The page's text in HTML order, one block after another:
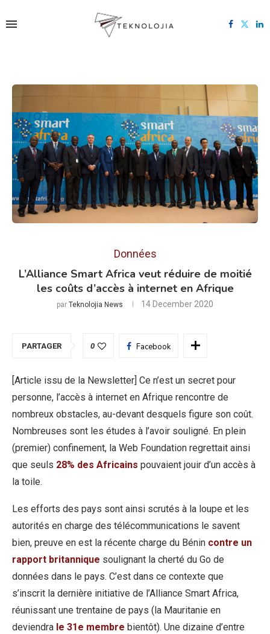
Données
L’Alliance Smart Africa veut réduire de moitié
les coûts d’accès à internet en Afrique
par Teknolojia News 14 December 2020
PARTAGER 0 Facebook
[Article issu de la Newsletter] Ce n’est un secret pour
personne, l’accès à internet en Afrique rencontre de
nombreux obstacles, au-devant desquels figure son coût.
Nombreuses sont les études à l’avoir souligné. En plein
(premier) confinement, la Web Foundation regrettait ainsi
que seuls 28% des Africains pouvaient jouir d’un accès à
la toile.
Les efforts des pays sont ainsi scrutés à la loupe et les
autorités en charge des télécommunications le savent
bien, preuve en est la récente charge du Bénin contre un
rapport britannique soulignant la cherté du Go de
données dans le pays. C’est dans ce contexte que
s’inscrit la dernière initiative de l’Alliance Smart Africa,
réunissant une trentaine de pays (la Mauritanie en
deviendra le 31e membre bientôt). Une dizaine d’entre